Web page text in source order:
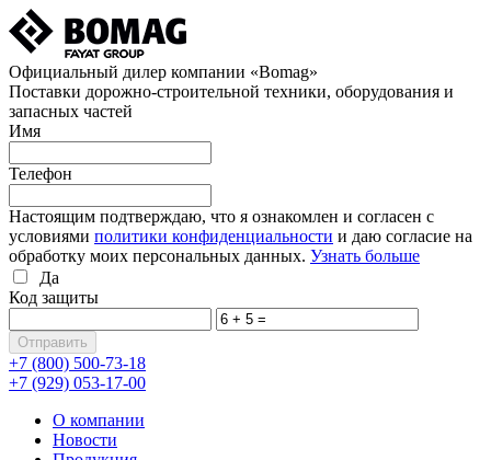
Официальный дилер компании «Bomag»
Поставки дорожно-строительной техники, оборудования и
запасных частей
Имя
Телефон
Настоящим подтверждаю, что я ознакомлен и согласен с
условиями политики конфиденциальности и даю согласие на
обработку моих персональных данных. Узнать больше
Да
Код защиты
+7 (800) 500-73-18
+7 (929) 053-17-00
О компании
Новости